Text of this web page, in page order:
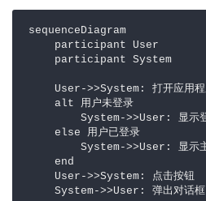
sequenceDiagram
    System->>User: 弹出对话框